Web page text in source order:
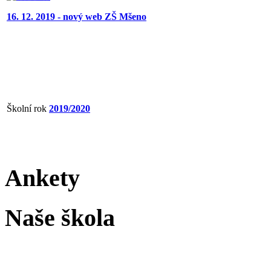
16. 12. 2019 - nový web ZŠ Mšeno
Školní rok 2019/2020
Ankety
Naše škola